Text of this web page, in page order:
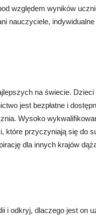
względem wyników
nauczyciele,
na świecie.
jest bezpłatne i
Wysoko
które przyczyniają się do
dla innych krajów
i odkryj, dlaczego jest on